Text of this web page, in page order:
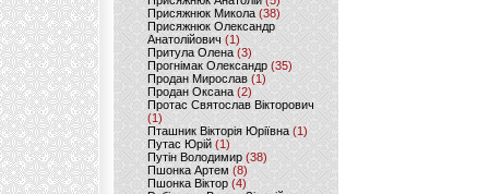
Присяжнюк Микола (38)
Присяжнюк Олександр
Анатолійович (1)
Притула Олена (3)
Прогнімак Олександр(35)
Продан Мирослав(1)
Продан Оксана (2)
Протас Святослав Вікторович
(1)
Пташник Вікторія Юріївна (1)
Путас Юрій (1)
Путін Володимир(38)
Пшонка Артем (8)
Пшонка Віктор(4)